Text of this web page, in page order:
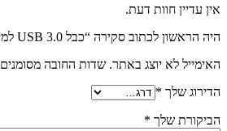
אין עדיין חוות דעת.
היה הראשון לכתוב סקירה “כבל USB 3.0 למיקרו B”
האימייל לא יוצג באתר. שדות החובה מסומנים
הדירוג שלך *
הביקורת שלך *